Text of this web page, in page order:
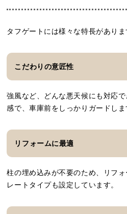
タフゲートには様々な特長がありま
こだわりの意匠性
強風など、どんな悪天候にも対応
感で、車庫前をしっかりガードしま
リフォームに最適
柱の埋め込みが不要のため、リフ
レートタイプも設定しています。